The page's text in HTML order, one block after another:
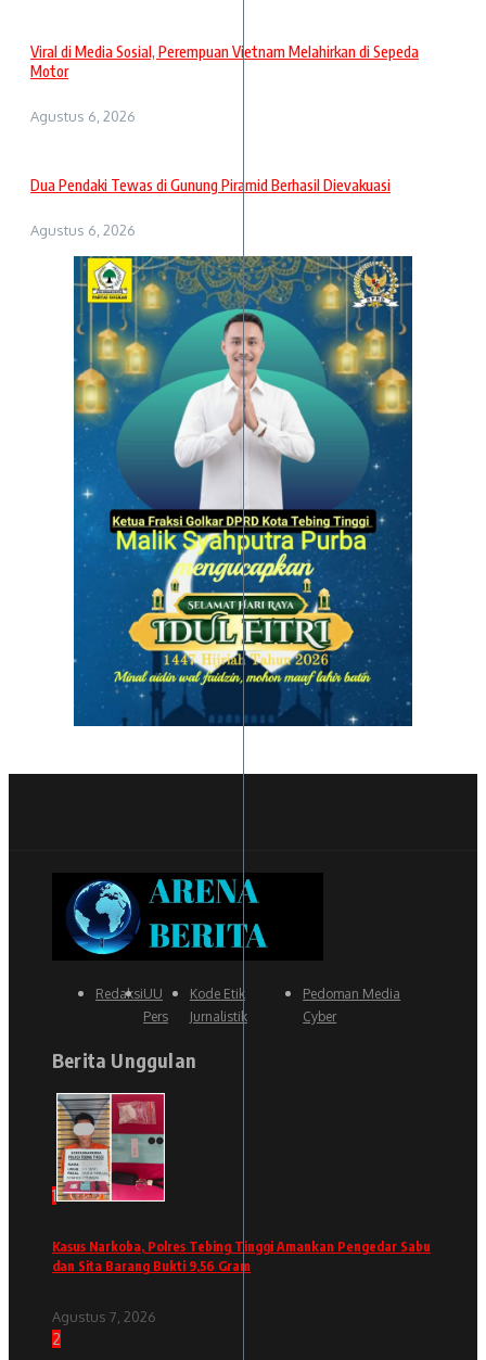
Viral di Media Sosial, Perempuan Vietnam Melahirkan di Sepeda
Motor
Agustus 6, 2026
Dua Pendaki Tewas di Gunung Piramid Berhasil Dievakuasi
Agustus 6, 2026
RedaksiUU
Pers
Kode Etik
Jurnalistik
Pedoman Media
Cyber
Berita Unggulan
1
Kasus Narkoba, Polres Tebing Tinggi Amankan Pengedar Sabu
dan Sita Barang Bukti 9,56 Gram
Agustus 7, 2026
2